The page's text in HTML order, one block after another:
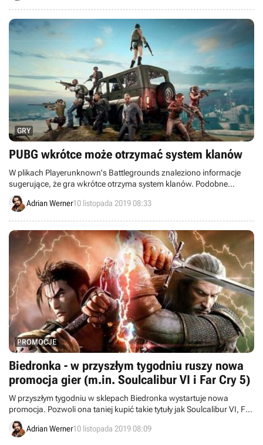
GRY
PUBG wkrótce może otrzymać system klanów
W plikach Playerunknown's Battlegrounds znaleziono informacje
sugerujące, że gra wkrótce otrzyma system klanów. Podobne
rozwiązanie działa już od ponad roku w PUBG Mobile.
Adrian Werner10 listopada 2019 08:33
PROMOCJE
Biedronka - w przyszłym tygodniu ruszy nowa
promocja gier (m.in. Soulcalibur VI i Far Cry 5)
W przyszłym tygodniu w sklepach Biedronka wystartuje nowa
promocja. Pozwoli ona taniej kupić takie tytuły jak Soulcalibur VI, Far
Cry 5, Euro Truck Simulator 2: Vive la France!, Destiny 2: Forsaken
czy Assassin’s Creed Origins.
Adrian Werner10 listopada 2019 08:09